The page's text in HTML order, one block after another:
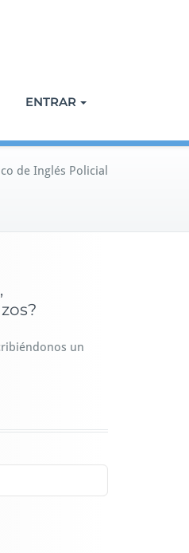
ENTRAR
de Inglés Policial
un